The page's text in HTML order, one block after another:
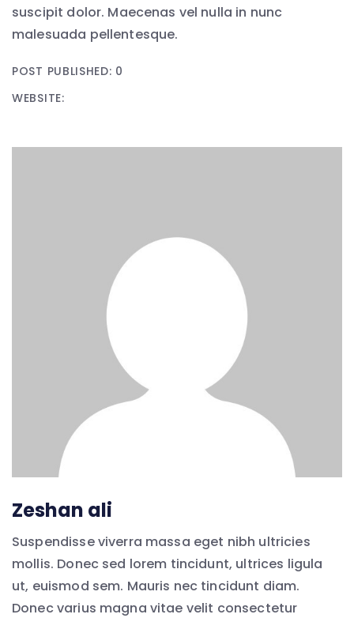
suscipit dolor. Maecenas vel nulla in nunc
malesuada pellentesque.
POST PUBLISHED: 0
WEBSITE:
Zeshan ali
Suspendisse viverra massa eget nibh ultricies
mollis. Donec sed lorem tincidunt, ultrices ligula
ut, euismod sem. Mauris nec tincidunt diam.
Donec varius magna vitae velit consectetur